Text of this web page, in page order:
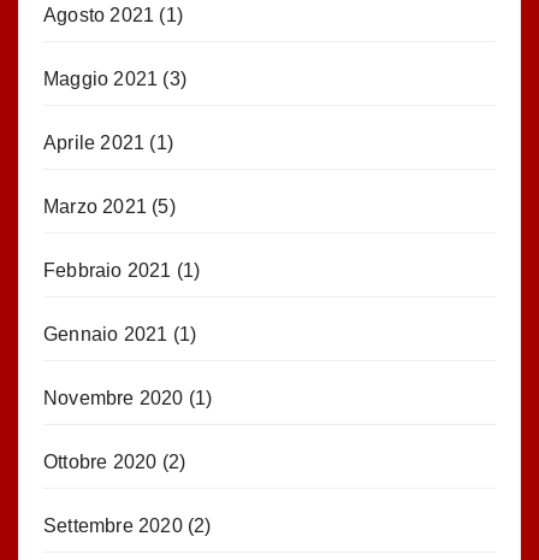
Agosto 2021 (1)
Maggio 2021 (3)
Aprile 2021 (1)
Marzo 2021 (5)
Febbraio 2021 (1)
Gennaio 2021 (1)
Novembre 2020 (1)
Ottobre 2020 (2)
Settembre 2020(2)